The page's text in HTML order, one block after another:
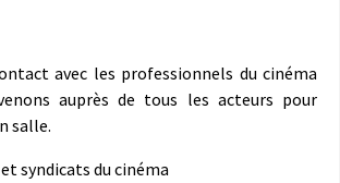
avec les professionnels du cinéma
auprès de tous les acteurs pour
salle.
syndicats du cinéma